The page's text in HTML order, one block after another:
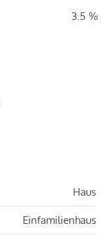
3.5 %
Haus
Einfamilienhaus